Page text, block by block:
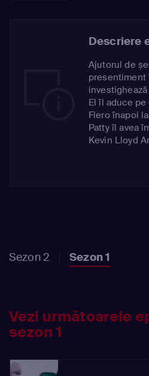
Descriere
Ajutorul de
presentiment
El îl aduce
Fiero înapoi
Patty îl avea
Kevin Lloyd
Sezon 2 Sezon 1
Vezi următoarele
sezon 1